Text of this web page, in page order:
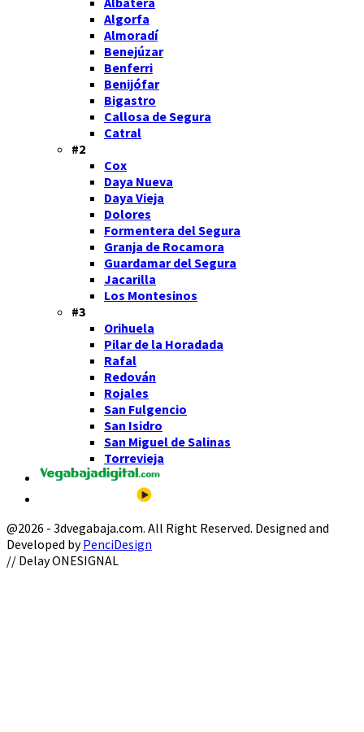
Algorfa
Almoradí
Benejúzar
Benferri
Benijófar
Bigastro
Callosa de Segura
Catral
#2
Cox
Daya Nueva
Daya Vieja
Dolores
Formentera del Segura
Granja de Rocamora
Guardamar del Segura
Jacarilla
Los Montesinos
#3
Orihuela
Pilar de la Horadada
Rafal
Redován
Rojales
San Fulgencio
San Isidro
San Miguel de Salinas
Torrevieja
@2026 - 3dvegabaja.com. All Right Reserved. Designed and
Developed byPenciDesign
Facebook
Twitter
Instagram
Youtube
Email
// Delay ONESIGNAL